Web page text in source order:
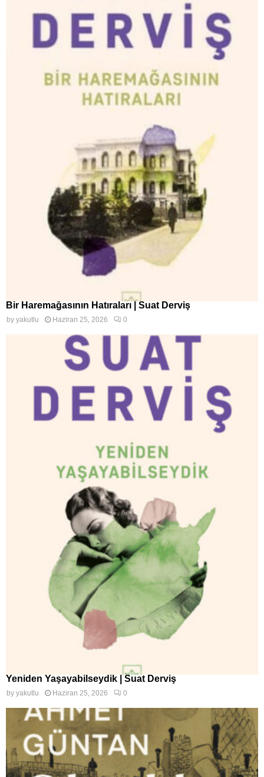
Bir Haremağasının Hatıraları | Suat Derviş
by yakutlu Haziran 25, 2026 0
Yeniden Yaşayabilseydik | Suat Derviş
by yakutlu Haziran 25, 2026 0